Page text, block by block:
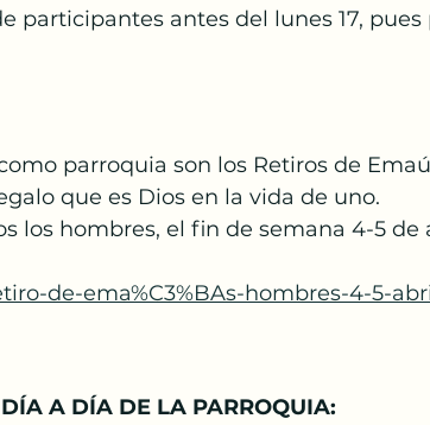
participantes antes del lunes 17, pues
parroquia son los Retiros de
que es Dios en la vida de uno.
los hombres, el fin de semana 4-5 de
de-ema%C3%BAs-hombres-4-5-
A DÍA DE LA PARROQUIA: